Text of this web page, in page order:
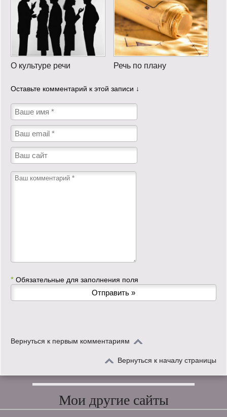
О культуре речи Речь по плану
Оставьте комментарий к этой записи ↓
* Обязательные для заполнения поля
Вернуться к первым комментариям
Вернуться к началу страницы
Мои другие сайты